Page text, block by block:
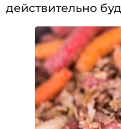
действительно